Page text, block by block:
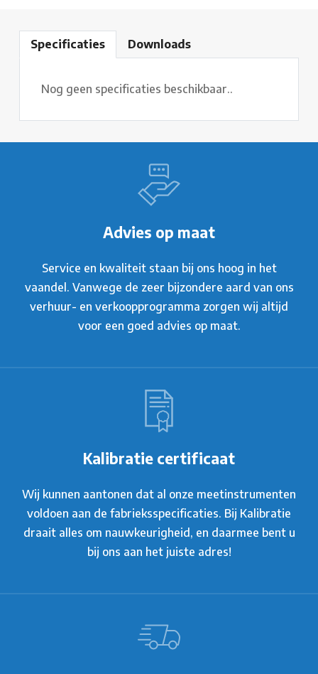
Specificaties Downloads
Nog geen specificaties beschikbaar..
Advies op maat
Service en kwaliteit staan bij ons hoog in het
vaandel. Vanwege de zeer bijzondere aard van ons
verhuur- en verkoopprogramma zorgen wij altijd
voor een goed advies op maat.
Kalibratie certificaat
Wij kunnen aantonen dat al onze meetinstrumenten
voldoen aan de fabrieksspecificaties. Bij Kalibratie
draait alles om nauwkeurigheid, en daarmee bent u
bij ons aan het juiste adres!